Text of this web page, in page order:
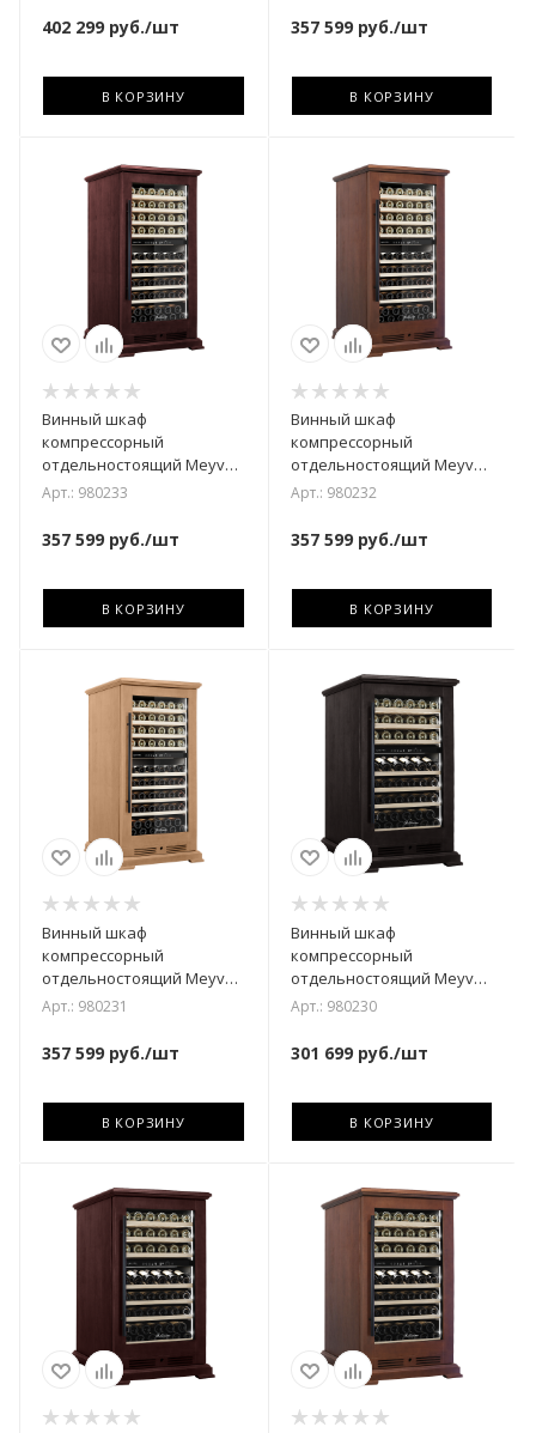
402 299 руб./шт
В КОРЗИНУ
357 599руб./шт
В КОРЗИНУ
Винный шкаф
компрессорный
отдельностоящий Meyvel
MV99PRO-KBT2 (Спелая
Арт.: 980233
357 599 руб./шт
В КОРЗИНУ
Винный шкаф
компрессорный
отдельностоящий Meyvel
MV99PRO-KBT2
Арт.: 980232
357 599руб./шт
В КОРЗИНУ
Винный шкаф
компрессорный
отдельностоящий Meyvel
MV99PRO-KBT2
Арт.: 980231
357 599 руб./шт
В КОРЗИНУ
Винный шкаф
компрессорный
отдельностоящий Meyvel
MV77PRO-KBT2 (Тёмный
Арт.: 980230
301 699руб./шт
В КОРЗИНУ